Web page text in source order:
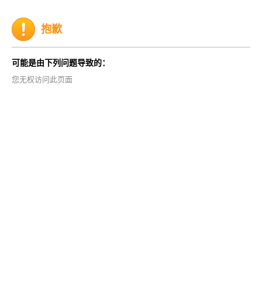
抱歉
可能是由下列问题导致的：
您无权访问此页面